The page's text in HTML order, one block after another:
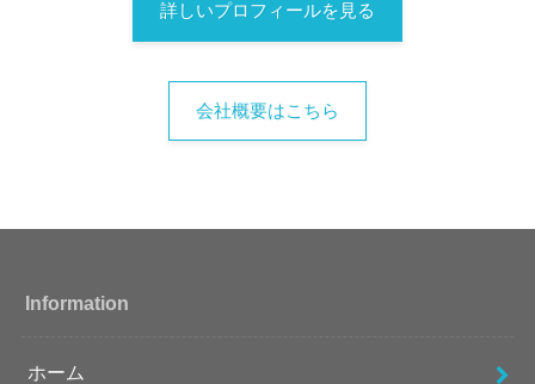
詳しいプロフィールを見る
会社概要はこちら
Information
ホーム